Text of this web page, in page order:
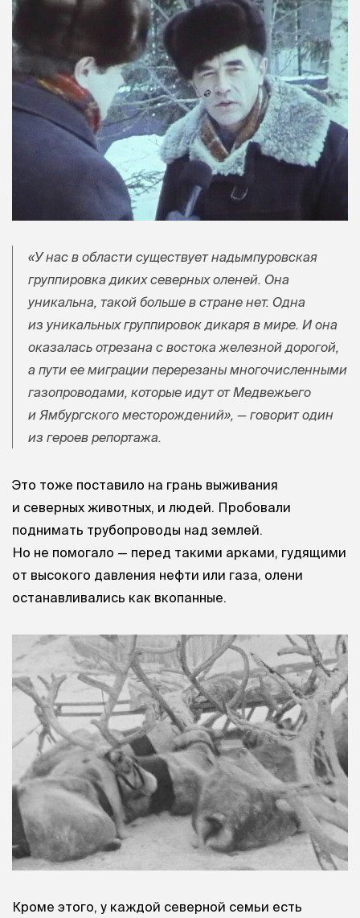
«У нас в области существует надымпуровская
группировка диких северных оленей. Она
уникальна, такой больше в стране нет. Одна
из уникальных группировок дикаря в мире. И она
оказалась отрезана с востока железной дорогой,
а пути ее миграции перерезаны многочисленными
газопроводами, которые идут от Медвежьего
и Ямбургского месторождений», — говорит один
из героев репортажа.
Это тоже поставило на грань выживания
и северных животных, и людей. Пробовали
поднимать трубопроводы над землей.
Но не помогало — перед такими арками, гудящими
от высокого давления нефти или газа, олени
останавливались как вкопанные.
Кроме этого, у каждой северной семьи есть